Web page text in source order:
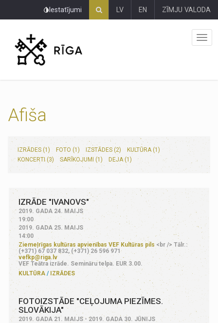
Iestatījumi LV EN ZĪMJU VALODA
Afiša
IZRĀDES (1) FOTO (1) IZSTĀDES (2)
KULTŪRA (1)
KONCERTI (3)
SARĪKOJUMI (1) DEJA (1)
IZRĀDE "IVANOVS"
2019. GADA 24. MAIJS
19:00
2019. GADA 25. MAIJS
14:00
Ziemeļrīgas kultūras apvienības VEF Kultūras pils <br /> Tālr.:
(+371) 67 037 832, (+371) 26 596 971
vefkp@riga.lv
VEF Teātra izrāde. Semināru telpa. EUR 3.00.
KULTŪRA
IZRĀDES
FOTOIZSTĀDE "CEĻOJUMA PIEZĪMES.
SLOVĀKIJA"
2019. GADA 21. MAIJS - 2019. GADA 30. JŪNIJS